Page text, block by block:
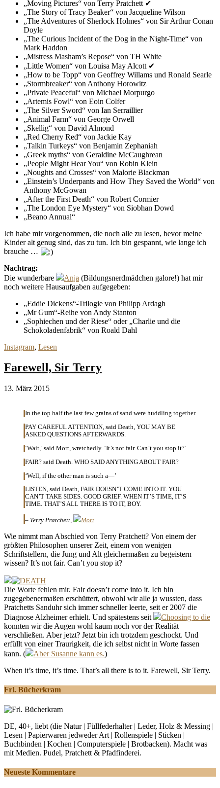
„Moving Pictures“ von Terry Pratchett ✔
„The Story of Tracy Beaker“ von Jacqueline Wilson
„The Adventures of Sherlock Holmes“ von Sir Arthur Conan
Doyle
„The Curious Incident of the Dog in the Night-Time“ von
Mark Haddon
„Mistress Masham’s Repose“ von TH White
„Little Women“ von Louisa May Alcott ✔
„How to be Topp“ von Geoffrey Willams und Ronald Searle
„Stormbreaker“ von Anthony Horowitz
„Private Peaceful“ von Michael Morpurgo
„Artemis Fowl“ von Eoin Colfer
„The Silver Sword“ von Ian Serraillier
„Animal Farm“ von George Orwell
„Skellig“ von David Almond
„Red Cherry Red“ von Jackie Kay
„Talkin Turkeys“ von Benjamin Zephaniah
„Greek myths“ von Geraldine McCaughrean
„People Might Hear You“ von Robin Klein
„Noughts and Crosses“ von Malorie Blackman
„Einstein’s Underpants and How They Saved the World“ von
Anthony McGowan
„After the First Death“ von Robert Cormier
„The London Eye Mystery“ von Siobhan Dowd
„Beano Annual“
Ich habe mir vorgenommen, die noch alle zu lesen, bevor meine
Kinder alt genug sind, das zu tun. Ich bin gespannt, wie lange ich
brauche …
Nachtrag:
Die wunderbare
Anja (Bildungsnerdmädchen galore!) hat mir
noch weitere Hausaufgaben aufgegeben:
„Eddie Dickens“-Trilogie von Philipp Ardagh
„Mr Gum“-Reihe von Andy Stanton
„Sophiechen und der Riese“ oder „Charlie und die
Schokoladenfabrik“ von Roald Dahl
Instagram, Lesen
Farewell, Sir Terry
13. März 2015
In the top half the last few grains of sand were huddling together.
PAY CAREFUL ATTENTION, said Death, YOU MAY BE
ASKED QUESTIONS AFTERWARDS.
‘Wait,’ said Mort, wretchedly. ‘It’s not fair. Can’t you stop it?’
FAIR? said Death. WHO SAID ANYTHING ABOUT FAIR?
‘Well, if the other man is such a—’
LISTEN, said Death, FAIR DOESN’T COME INTO IT. YOU
CAN’T TAKE SIDES. GOOD GRIEF. WHEN IT’S TIME, IT’S
TIME. THAT’S ALL THERE IS TO IT, BOY.
– Terry Pratchett, Mort
Wie nimmt man Abschied von Terry Pratchett? Von einem der
größten Philosophen unserer Zeit, einem von wenigen
Schriftstellern, die Jung und Alt gleichermaßen zu begeistern
wissen? It’s not fair. Can’t you stop it?
Die Worte fehlen mir. Fair doesn’t come into it. Ich bin
zugegebenermaßen erschüttert, obwohl wir alle ja wussten, dass
Pratchetts Sanduhr sich immer schneller leerte, seit er 2007 die
Diagnose Alzheimer erhielt. Und spätestens seit
Choosing to die
konnten wir die Augen wohl kaum noch vor der Realität
verschließen. Aber jetzt? Jetzt bin ich trotzdem geschockt. Und
erfüllt von einer Traurigkeit, die ich selbst nicht in Worte fassen
kann. (
Aber Susanne kann es.)
When it’s time, it’s time. That’s all there is to it. Farewell, Sir Terry.
Frl. Bücherkram
DE, 40+, liebt (die Natur | Füllfederhalter | Leder, Holz & Messing |
Lesen | Papierwaren jedweder Art | Rollenspiele | Sticken |
Buchbinden | Kochen | Computerspiele | Brotbacken). Macht was
mit Medien. Pudel, Pratchett & Pfadfinderei.
Neueste Kommentare